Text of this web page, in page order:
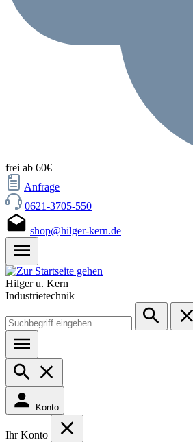
frei ab 60€
Anfrage
0621-3705-550
shop@hilger-kern.de
Hilger u. Kern
Industrietechnik
Konto
Ihr Konto